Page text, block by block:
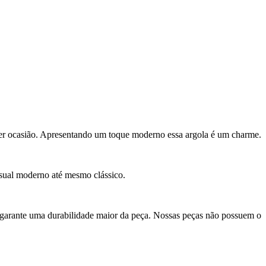
Apresentando um toque moderno essa argola é um charme.
moderno até mesmo clássico.
uma durabilidade maior da peça. Nossas peças não possuem o